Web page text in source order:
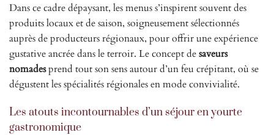
Dans ce cadre dépaysant, les menus s’inspirent souvent des
produits locaux et de saison, soigneusement sélectionnés
auprès de producteurs régionaux, pour offrir une expérience
gustative ancrée dans le terroir. Le concept desaveurs
nomadesprend tout son sens autour d’un feu crépitant, où se
dégustent les spécialités régionales en mode convivialité.
Les atouts incontournables d’un séjour en yourte
gastronomique